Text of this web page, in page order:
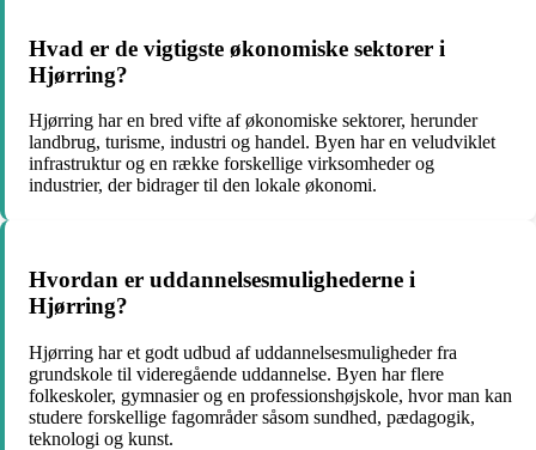
Hvad er de vigtigste økonomiske sektorer i
Hjørring?
Hjørring har en bred vifte af økonomiske sektorer, herunder
landbrug, turisme, industri og handel. Byen har en veludviklet
infrastruktur og en række forskellige virksomheder og
industrier, der bidrager til den lokale økonomi.
Hvordan er uddannelsesmulighederne i
Hjørring?
Hjørring har et godt udbud af uddannelsesmuligheder fra
grundskole til videregående uddannelse. Byen har flere
folkeskoler, gymnasier og en professionshøjskole, hvor man kan
studere forskellige fagområder såsom sundhed, pædagogik,
teknologi og kunst.